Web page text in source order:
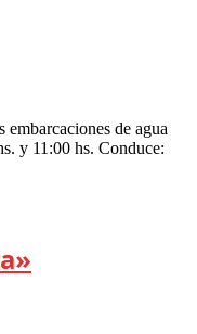
de agua
y 11:00 hs. Conduce: